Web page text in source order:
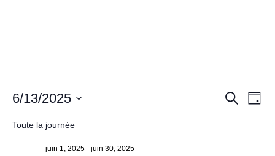
Recherche
de
Jour
6/13/2025
une
Toute la journée
juin 1, 2025- juin 30, 2025